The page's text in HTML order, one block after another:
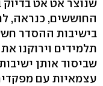
שנוצר אט אט
החוששים, כנראה,
בישיבות ההסדר
תלמידים וירוקנו
שביסוד אותן
עצמאיות עם